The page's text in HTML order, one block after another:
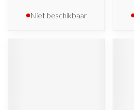
Niet beschikbaar